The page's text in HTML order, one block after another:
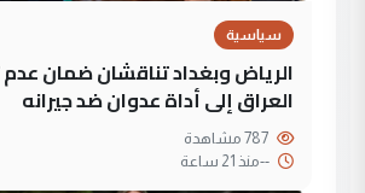
سياسية
الرياض وبغداد تناقشان ضمان
العراق إلى أداة عدوان ضد جيرانه
--منذ 21 ساعة